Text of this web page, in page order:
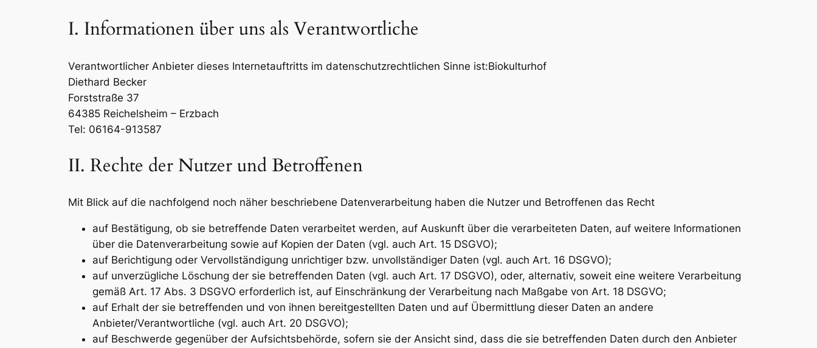
I. Informationen über uns als Verantwortliche
Verantwortlicher Anbieter dieses Internetauftritts im datenschutzrechtlichen Sinne ist:Biokulturhof
Diethard Becker
Forststraße 37
64385 Reichelsheim – Erzbach
Tel: 06164-913587
II. Rechte der Nutzer und Betroffenen
Mit Blick auf die nachfolgend noch näher beschriebene Datenverarbeitung haben die Nutzer und Betroffenen das Recht
auf Bestätigung, ob sie betreffende Daten verarbeitet werden, auf Auskunft über die verarbeiteten Daten, auf weitere Informationen
über die Datenverarbeitung sowie auf Kopien der Daten (vgl. auch Art. 15 DSGVO);
auf Berichtigung oder Vervollständigung unrichtiger bzw. unvollständiger Daten (vgl. auch Art. 16 DSGVO);
auf unverzügliche Löschung der sie betreffenden Daten (vgl. auch Art. 17 DSGVO), oder, alternativ, soweit eine weitere Verarbeitung
gemäß Art. 17 Abs. 3 DSGVO erforderlich ist, auf Einschränkung der Verarbeitung nach Maßgabe von Art. 18 DSGVO;
auf Erhalt der sie betreffenden und von ihnen bereitgestellten Daten und auf Übermittlung dieser Daten an andere
Anbieter/Verantwortliche (vgl. auch Art. 20 DSGVO);
auf Beschwerde gegenüber der Aufsichtsbehörde, sofern sie der Ansicht sind, dass die sie betreffenden Daten durch den Anbieter